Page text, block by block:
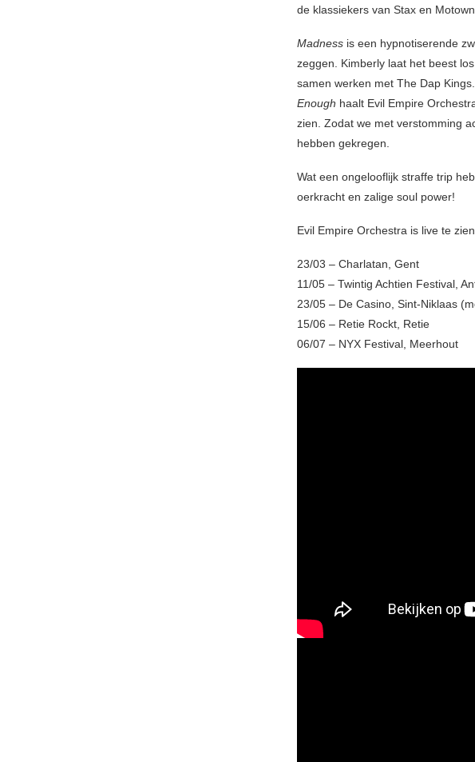
de klassiekers van Stax en
Madness is een hypnotiserende
zeggen. Kimberly laat het beest
samen werken met The Dap
Enough haalt Evil Empire
zien. Zodat we met verstomming
hebben gekregen.
Wat een ongelooflijk straffe trip
oerkracht en zalige soul power!
Evil Empire Orchestra is live te
23/03 – Charlatan, Gent
11/05 – Twintig Achtien Festival,
23/05 – De Casino, Sint-Niklaas
15/06 – Retie Rockt, Retie
06/07 – NYX Festival, Meerhout